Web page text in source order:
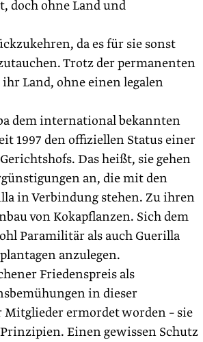
doch ohne Land und
da es für sie sonst
Trotz der permanenten
Land, ohne einen legalen
dem international bekannten
1997 den offiziellen Status einer
Das heißt, sie gehen
an, die mit den
in Verbindung stehen. Zu ihren
von Kokapflanzen. Sich dem
Paramilitär als auch Guerilla
anzulegen.
Friedenspreis als
in dieser
ermordet worden – sie
Einen gewissen Schutz